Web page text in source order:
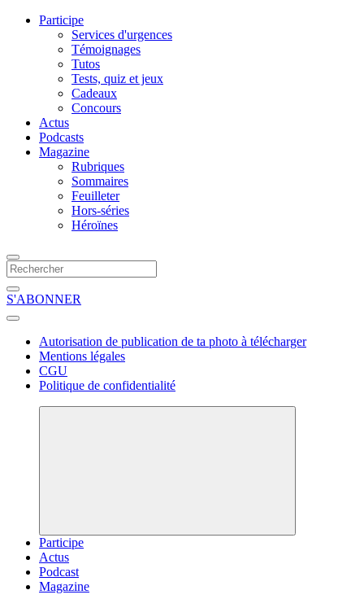
Participe
Services d'urgences
Témoignages
Tutos
Tests, quiz et jeux
Cadeaux
Concours
Actus
Podcasts
Magazine
Rubriques
Sommaires
Feuilleter
Hors-séries
Héroïnes
S'ABONNER
Autorisation de publication de ta photo à télécharger
Mentions légales
CGU
Politique de confidentialité
Participe
Actus
Podcast
Magazine